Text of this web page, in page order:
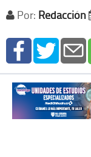
Por: Redacción